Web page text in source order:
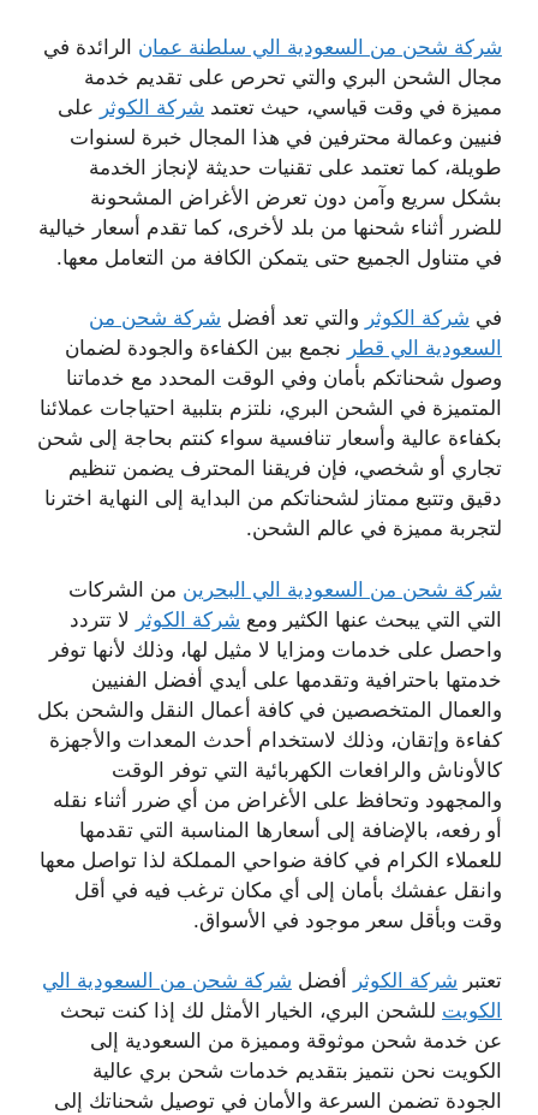
شركة شحن من السعودية الي سلطنة عمان الرائدة في
مجال الشحن البري والتي تحرص على تقديم خدمة
مميزة في وقت قياسي، حيث تعتمد شركة الكوثر على
فنيين وعمالة محترفين في هذا المجال خبرة لسنوات
طويلة، كما تعتمد على تقنيات حديثة لإنجاز الخدمة
بشكل سريع وآمن دون تعرض الأغراض المشحونة
للضرر أثناء شحنها من بلد لأخرى، كما تقدم أسعار خيالية
في متناول الجميع حتى يتمكن الكافة من التعامل معها.
في شركة الكوثر والتي تعد أفضل شركة شحن من
السعودية الي قطر نجمع بين الكفاءة والجودة لضمان
وصول شحناتكم بأمان وفي الوقت المحدد مع خدماتنا
المتميزة في الشحن البري، نلتزم بتلبية احتياجات عملائنا
بكفاءة عالية وأسعار تنافسية سواء كنتم بحاجة إلى شحن
تجاري أو شخصي، فإن فريقنا المحترف يضمن تنظيم
دقيق وتتبع ممتاز لشحناتكم من البداية إلى النهاية اخترنا
لتجربة مميزة في عالم الشحن.
شركة شحن من السعودية الي البحرين من الشركات
التي التي يبحث عنها الكثير ومع شركة الكوثر لا تتردد
واحصل على خدمات ومزايا لا مثيل لها، وذلك لأنها توفر
خدمتها باحترافية وتقدمها على أيدي أفضل الفنيين
والعمال المتخصصين في كافة أعمال النقل والشحن بكل
كفاءة وإتقان، وذلك لاستخدام أحدث المعدات والأجهزة
كالأوناش والرافعات الكهربائية التي توفر الوقت
والمجهود وتحافظ على الأغراض من أي ضرر أثناء نقله
أو رفعه، بالإضافة إلى أسعارها المناسبة التي تقدمها
للعملاء الكرام في كافة ضواحي المملكة لذا تواصل معها
وانقل عفشك بأمان إلى أي مكان ترغب فيه في أقل
وقت وبأقل سعر موجود في الأسواق.
تعتبر شركة الكوثر أفضل شركة شحن من السعودية الي
الكويت للشحن البري، الخيار الأمثل لك إذا كنت تبحث
عن خدمة شحن موثوقة ومميزة من السعودية إلى
الكويت نحن نتميز بتقديم خدمات شحن بري عالية
الجودة تضمن السرعة والأمان في توصيل شحناتك إلى